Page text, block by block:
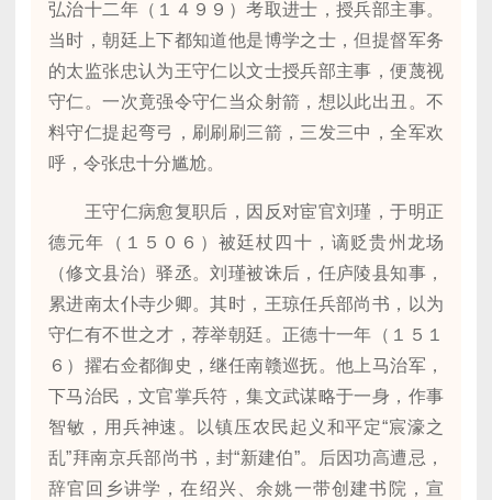
弘治十二年（１４９９）考取进士，授兵部主事。
当时，朝廷上下都知道他是博学之士，但提督军务
的太监张忠认为王守仁以文士授兵部主事，便蔑视
守仁。一次竟强令守仁当众射箭，想以此出丑。不
料守仁提起弯弓，刷刷刷三箭，三发三中，全军欢
呼，令张忠十分尴尬。
王守仁病愈复职后，因反对宦官刘瑾，于明正
德元年（１５０６）被廷杖四十，谪贬贵州龙场
（修文县治）驿丞。刘瑾被诛后，任庐陵县知事，
累进南太仆寺少卿。其时，王琼任兵部尚书，以为
守仁有不世之才，荐举朝廷。正德十一年（１５１
６）擢右佥都御史，继任南赣巡抚。他上马治军，
下马治民，文官掌兵符，集文武谋略于一身，作事
智敏，用兵神速。以镇压农民起义和平定“宸濠之
乱”拜南京兵部尚书，封“新建伯”。后因功高遭忌，
辞官回乡讲学，在绍兴、余姚一带创建书院，宣